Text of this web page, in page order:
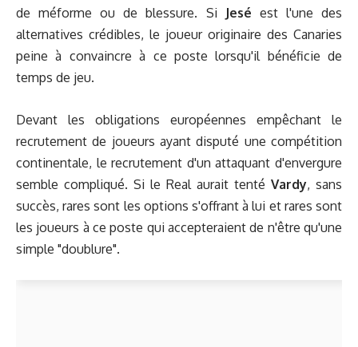
de méforme ou de blessure. Si
Jesé est l'une des
alternatives crédibles, le joueur originaire des Canaries
peine à convaincre à ce poste lorsqu'il bénéficie de
temps de jeu.
Devant les obligations européennes empêchant le
recrutement de joueurs ayant disputé une compétition
continentale, le recrutement d'un attaquant d'envergure
semble compliqué. Si le Real aurait tenté Vardy, sans
succès, rares sont les options s'offrant à lui et rares sont
les joueurs à ce poste qui accepteraient de n'être qu'une
simple "doublure".